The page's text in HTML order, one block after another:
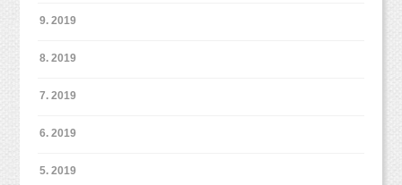
9. 2019
8. 2019
7. 2019
6. 2019
5. 2019